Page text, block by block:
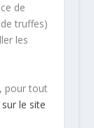
de
truffes)
les
pour tout
sur le site